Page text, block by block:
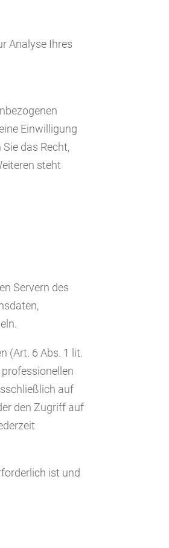
Analyse Ihres
Einwilligung
das Recht,
steht
Servern des
(Art. 6 Abs. 1 lit.
auf
den Zugriff auf
ist und